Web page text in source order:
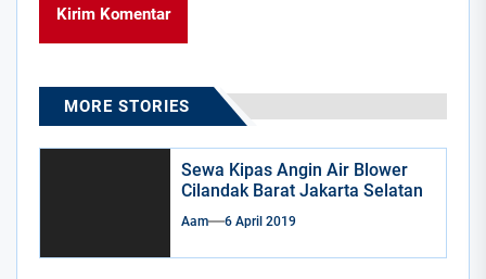
MORE STORIES
Sewa Kipas Angin Air Blower
Cilandak Barat Jakarta Selatan
Aam 6 April 2019